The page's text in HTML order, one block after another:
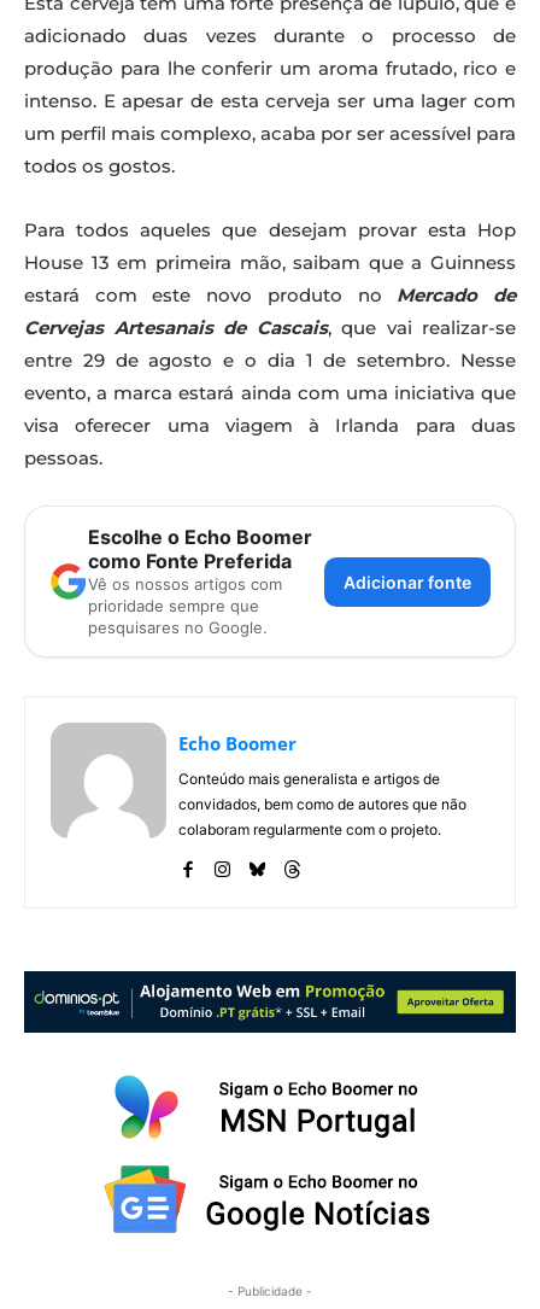
adicionado duas vezes durante o processo de
produção para lhe conferir um aroma frutado, rico e
intenso. E apesar de esta cerveja ser uma lager com
um perfil mais complexo, acaba por ser acessível para
todos os gostos.
Para todos aqueles que desejam provar esta Hop
House 13 em primeira mão, saibam que a Guinness
estará com este novo produto no Mercado de
Cervejas Artesanais de Cascais, que vai realizar-se
entre 29 de agosto e o dia 1 de setembro. Nesse
evento, a marca estará ainda com uma iniciativa que
visa oferecer uma viagem à Irlanda para duas
pessoas.
Escolhe o Echo Boomer
como Fonte Preferida
Vê os nossos artigos com
prioridade sempre que
pesquisares no Google.
Adicionar fonte
Echo Boomer
Conteúdo mais generalista e artigos de
convidados, bem como de autores que não
colaboram regularmente com o projeto.
- Publicidade -